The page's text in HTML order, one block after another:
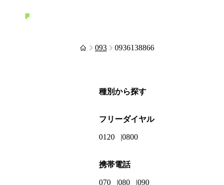
093 0936138866
種別から探す
フリーダイヤル
0120 0800
携帯電話
070 080 090